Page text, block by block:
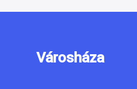
Városháza